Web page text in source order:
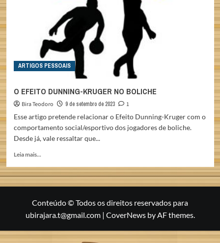
ARTIGOS PESSOAIS
O EFEITO DUNNING-KRUGER NO BOLICHE
Bira Teodoro 9 de setembro de 2023
1
Esse artigo pretende relacionar o Efeito Dunning-Kruger com o
comportamento social/esportivo dos jogadores de boliche.
Desde já, vale ressaltar que...
Leia mais...
about
O
DUNNING-
NO
Conteúdo © Todos os direitos reservados para
ubirajara.t@gmail.com | CoverNewsby AF themes.